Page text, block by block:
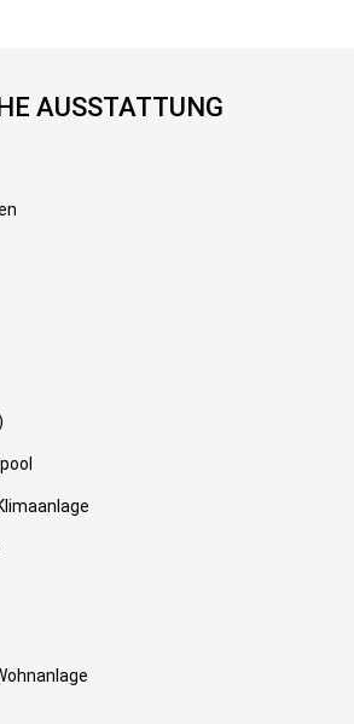
AUSSTATTUNG